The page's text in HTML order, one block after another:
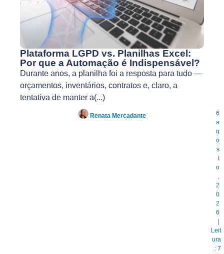
Plataforma LGPD vs. Planilhas Excel:
Por que a Automação é Indispensável?
Durante anos, a planilha foi a resposta para tudo —
orçamentos, inventários, contratos e, claro, a
tentativa de manter a(...)
Renata Mercadante
6
a
g
o
s
t
o
2
0
2
6
|
Leit
ura
: 7